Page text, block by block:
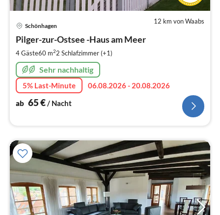
12 km von Waabs
Schönhagen
Pilger-zur-Ostsee -Haus am Meer
4 Gäste60 m22 Schlafzimmer (+1)
Sehr nachhaltig
5% Last-Minute
06.08.2026 - 20.08.2026
ab 65€ / Nacht